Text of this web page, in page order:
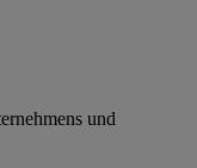
und